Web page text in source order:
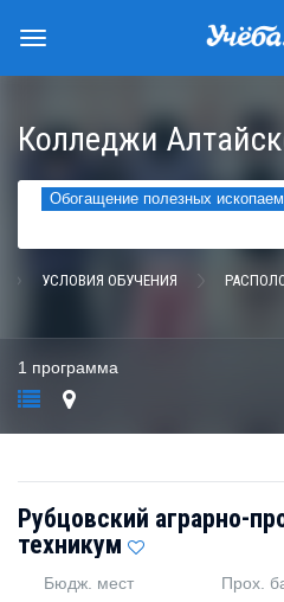
Колледжи
Обогащение полезных
УСЛОВИЯ ОБУЧЕНИЯ
1 программа
Рубцовский аграрно-
техникум
Бюдж. мест Прох.